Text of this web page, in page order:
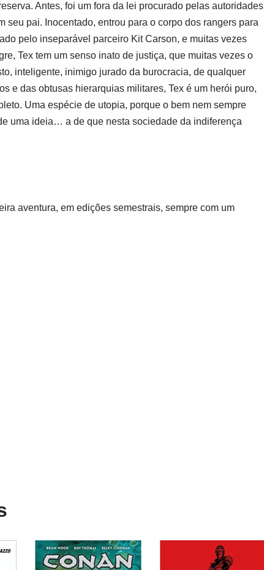
Antes, foi um fora da lei procurado pelas autoridades
pai. Inocentado, entrou para o corpo dos rangers para
pelo inseparável parceiro Kit Carson, e muitas vezes
Tex tem um senso inato de justiça, que muitas vezes o
inteligente, inimigo jurado da burocracia, de qualquer
e das obtusas hierarquias militares, Tex é um herói puro,
Uma espécie de utopia, porque o bem nem sempre
uma ideia… a de que nesta sociedade da indiferença
aventura, em edições semestrais, sempre com um